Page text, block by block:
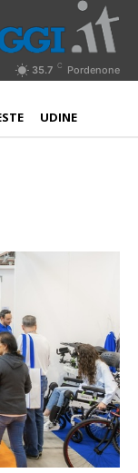
35.7 C Pordenone
UDINE
bilancio
44%